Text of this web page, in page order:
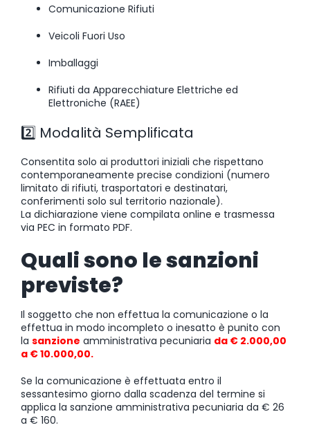
Comunicazione Rifiuti
Veicoli Fuori Uso
Imballaggi
Rifiuti da Apparecchiature Elettriche ed
Elettroniche (RAEE)
2️⃣ Modalità Semplificata
Consentita solo ai produttori iniziali che rispettano
contemporaneamente precise condizioni (numero
limitato di rifiuti, trasportatori e destinatari,
conferimenti solo sul territorio nazionale).
La dichiarazione viene compilata online e trasmessa
via PEC in formato PDF.
Quali sono le sanzioni
previste?
Il soggetto che non effettua la comunicazione o la
effettua in modo incompleto o inesatto è punito con
la sanzione amministrativa pecuniaria da € 2.000,00
a € 10.000,00.
Se la comunicazione è effettuata entro il
sessantesimo giorno dalla scadenza del termine si
applica la sanzione amministrativa pecuniaria da € 26
a € 160.